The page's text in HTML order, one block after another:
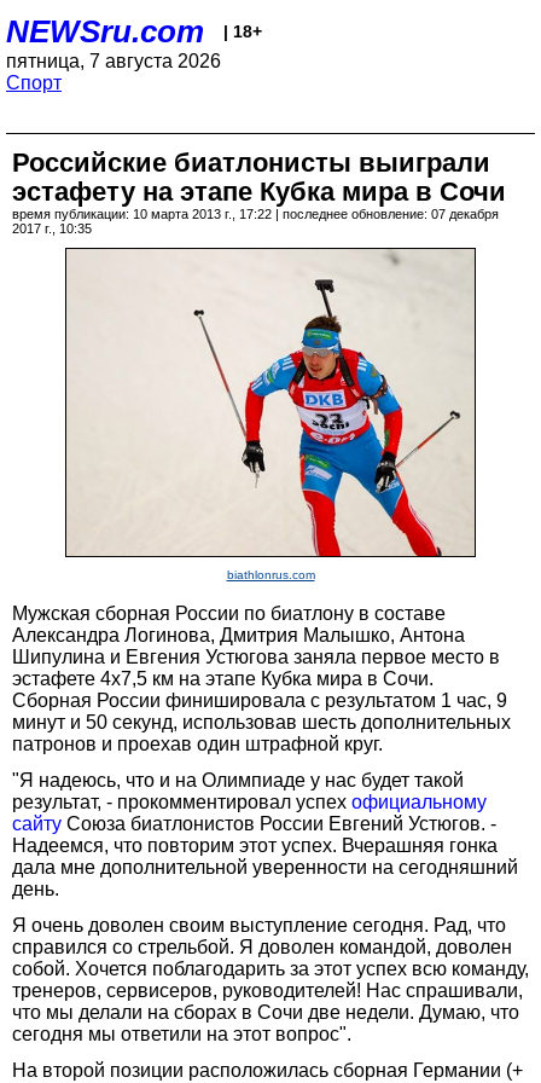
NEWSru.com | 18+
пятница, 7 августа 2026
Спорт
Российские биатлонисты выиграли
эстафету на этапе Кубка мира в Сочи
время публикации: 10 марта 2013 г., 17:22 | последнее обновление: 07 декабря
2017 г., 10:35
biathlonrus.com
Мужская сборная России по биатлону в составе
Александра Логинова, Дмитрия Малышко, Антона
Шипулина и Евгения Устюгова заняла первое место в
эстафете 4x7,5 км на этапе Кубка мира в Сочи.
Сборная России финишировала с результатом 1 час, 9
минут и 50 секунд, использовав шесть дополнительных
патронов и проехав один штрафной круг.
"Я надеюсь, что и на Олимпиаде у нас будет такой
результат, - прокомментировал успех официальному
сайту Союза биатлонистов России Евгений Устюгов. -
Надеемся, что повторим этот успех. Вчерашняя гонка
дала мне дополнительной уверенности на сегодняшний
день.
Я очень доволен своим выступление сегодня. Рад, что
справился со стрельбой. Я доволен командой, доволен
собой. Хочется поблагодарить за этот успех всю команду,
тренеров, сервисеров, руководителей! Нас спрашивали,
что мы делали на сборах в Сочи две недели. Думаю, что
сегодня мы ответили на этот вопрос".
На второй позиции расположилась сборная Германии (+